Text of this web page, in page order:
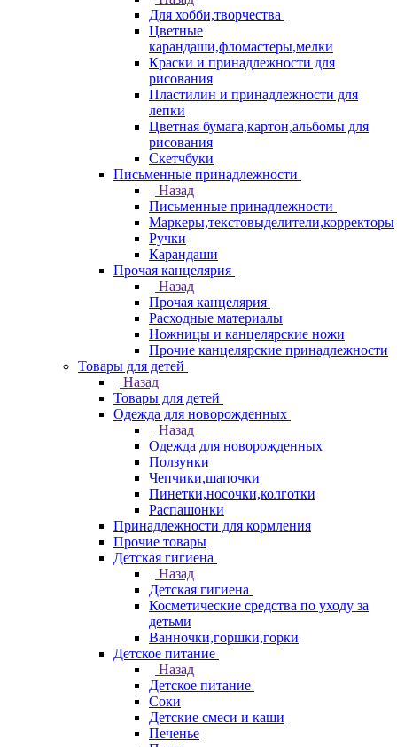
Для хобби,творчества
Цветные
карандаши,фломастеры,мелки
Краски и принадлежности для
рисования
Пластилин и принадлежности для
лепки
Цветная бумага,картон,альбомы для
рисования
Скетчбуки
Письменные принадлежности
Назад
Письменные принадлежности
Маркеры,текстовыделители,корректоры
Ручки
Карандаши
Прочая канцелярия
Назад
Прочая канцелярия
Расходные материалы
Ножницы и канцелярские ножи
Прочие канцелярские принадлежности
Товары для детей
Назад
Товары для детей
Одежда для новорожденных
Назад
Одежда для новорожденных
Ползунки
Чепчики,шапочки
Пинетки,носочки,колготки
Распашонки
Принадлежности для кормления
Прочие товары
Детская гигиена
Назад
Детская гигиена
Косметические средства по уходу за
детьми
Ванночки,горшки,горки
Детское питание
Назад
Детское питание
Соки
Детские смеси и каши
Печенье